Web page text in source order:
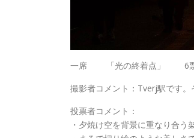
一席 「光の終着点」 6票
撮影者コメント：Tverj駅です。
投票者コメント：
・夕焼け空を背景に重なり合う